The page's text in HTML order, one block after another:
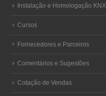
Instalação e Homologação KNX
Cursos
Fornecedores e Parceiros
Comentários e Sugestões
Cotação de Vendas